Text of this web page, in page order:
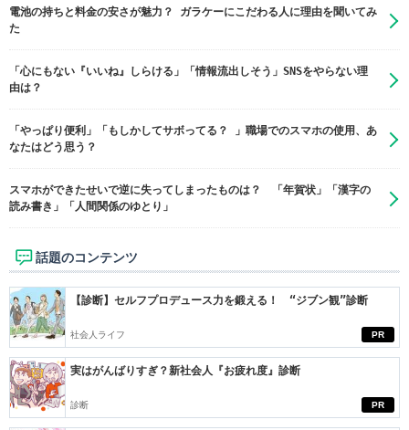
電池の持ちと料金の安さが魅力？ ガラケーにこだわる人に理由を聞いてみ
た
「心にもない『いいね』しらける」「情報流出しそう」SNSをやらない理
由は？
「やっぱり便利」「もしかしてサボってる？ 」職場でのスマホの使用、あ
なたはどう思う？
スマホができたせいで逆に失ってしまったものは？ 「年賀状」「漢字の
読み書き」「人間関係のゆとり」
話題のコンテンツ
PR
【診断】セルフプロデュース力を鍛える！ “ジブン観”診断
社会人ライフ
PR
実はがんばりすぎ？新社会人『お疲れ度』診断
診断